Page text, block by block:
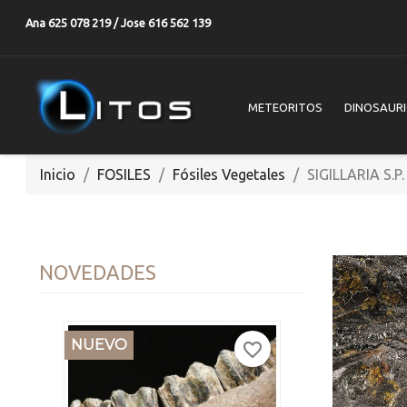
Ana 625 078 219 / Jose 616 562 139
METEORITOS
Inicio FOSILES Fósiles Vegetales SIGILLARIA S.P.
NOVEDADES
NUEVO favorite_border